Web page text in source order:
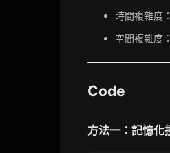
時間複雜度：
空間複雜度：
Code
方法一：記憶化